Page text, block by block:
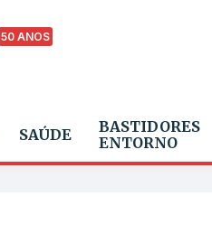
50 ANOS
SAÚDE
BASTIDORES
ENTORNO